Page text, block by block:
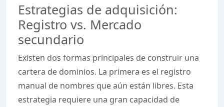
Estrategias de adquisición:
Registro vs. Mercado
secundario
Existen dos formas principales de construir una
cartera de dominios. La primera es el registro
manual de nombres que aún están libres. Esta
estrategia requiere una gran capacidad de